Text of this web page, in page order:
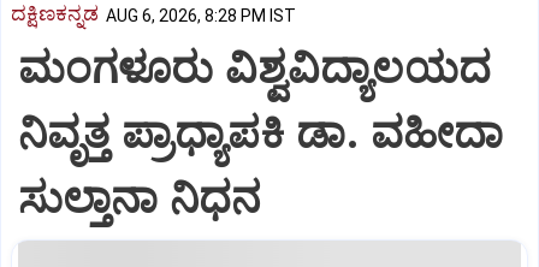
ದಕ್ಷಿಣಕನ್ನಡ AUG 6, 2026, 8:28 PM IST
ಮಂಗಳೂರು ವಿಶ್ವವಿದ್ಯಾಲಯದ
ನಿವೃತ್ತ ಪ್ರಾಧ್ಯಾಪಕಿ ಡಾ. ವಹೀದಾ
ಸುಲ್ತಾನಾ ನಿಧನ